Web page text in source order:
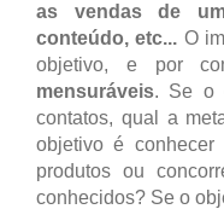
as vendas de
conteúdo, etc... O
objetivo, e por
mensuráveis. Se o
contatos, qual a
objetivo é conhecer
produtos ou
conhecidos? Se o